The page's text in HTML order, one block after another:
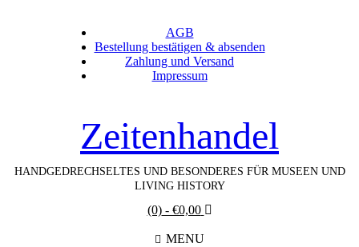
AGB
Bestellung bestätigen & absenden
Zahlung und Versand
Impressum
Zeitenhandel
HANDGEDRECHSELTES UND BESONDERES FÜR MUSEEN UND
LIVING HISTORY
(0)- €0,00
MENU